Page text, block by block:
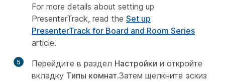
For more details about setting up
PresenterTrack, read the Set up
PresenterTrack for Board and Room Series
article.
5 Перейдите в раздел Настройки и откройте
вкладку Типы комнат.Затем щелкните эскиз